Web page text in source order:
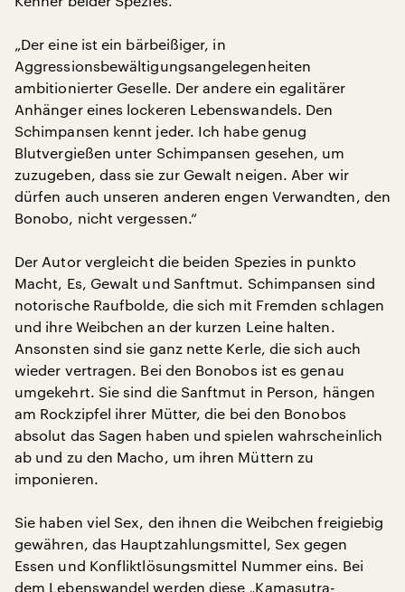
„Der eine ist ein bärbeißiger, in
Aggressionsbewältigungsangelegenheiten
ambitionierter Geselle. Der andere ein egalitärer
Anhänger eines lockeren Lebenswandels. Den
Schimpansen kennt jeder. Ich habe genug
Blutvergießen unter Schimpansen gesehen, um
zuzugeben, dass sie zur Gewalt neigen. Aber wir
dürfen auch unseren anderen engen Verwandten, den
Bonobo, nicht vergessen.“
Der Autor vergleicht die beiden Spezies in punkto
Macht, Es, Gewalt und Sanftmut. Schimpansen sind
notorische Raufbolde, die sich mit Fremden schlagen
und ihre Weibchen an der kurzen Leine halten.
Ansonsten sind sie ganz nette Kerle, die sich auch
wieder vertragen. Bei den Bonobos ist es genau
umgekehrt. Sie sind die Sanftmut in Person, hängen
am Rockzipfel ihrer Mütter, die bei den Bonobos
absolut das Sagen haben und spielen wahrscheinlich
ab und zu den Macho, um ihren Müttern zu
imponieren.
Sie haben viel Sex, den ihnen die Weibchen freigiebig
gewähren, das Hauptzahlungsmittel, Sex gegen
Essen und Konfliktlösungsmittel Nummer eins. Bei
dem Lebenswandel werden diese „Kamasutra-